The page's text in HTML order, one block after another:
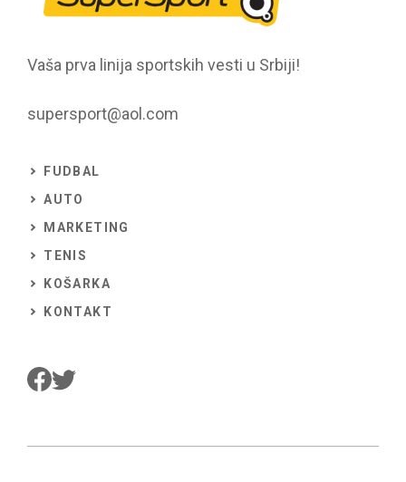
Vaša prva linija sportskih vesti u Srbiji!
supersport@aol.com
FUDBAL
AUTO
MARKETING
TENIS
KOŠARKA
KONTAKT